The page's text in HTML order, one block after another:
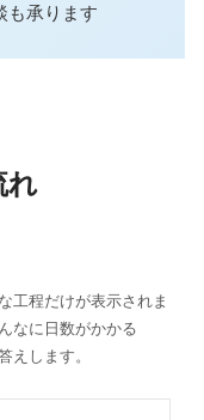
も承ります
れ
工程だけが表示されま
なに日数がかかる
えします。